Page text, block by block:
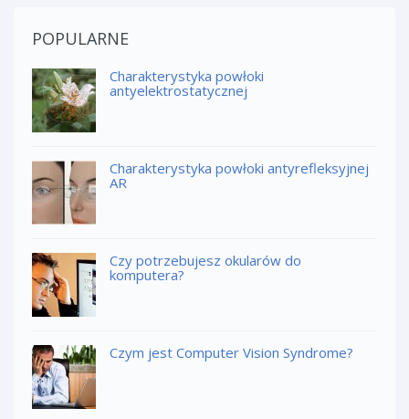
POPULARNE
Charakterystyka powłoki
antyelektrostatycznej
Charakterystyka powłoki antyrefleksyjnej
AR
Czy potrzebujesz okularów do
komputera?
Czym jest Computer Vision Syndrome?